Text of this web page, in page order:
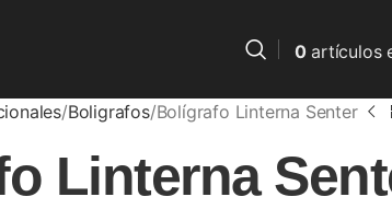
0artículos
Boligrafos Bolígrafo Linterna Senter
Linterna